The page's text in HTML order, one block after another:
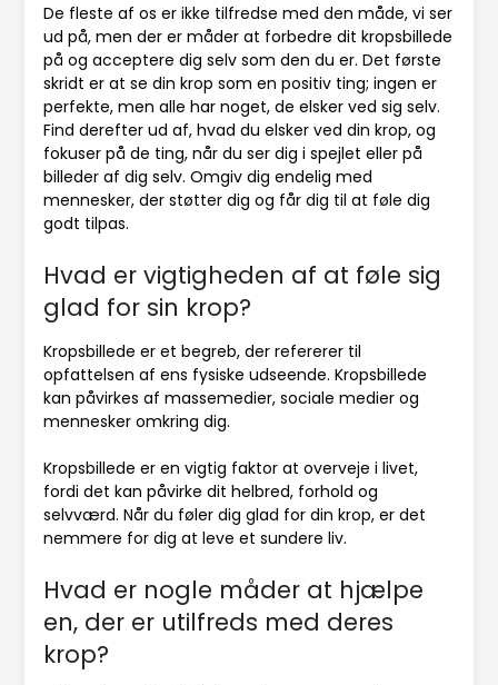
De fleste af os er ikke tilfredse med den måde, vi ser
ud på, men der er måder at forbedre dit kropsbillede
på og acceptere dig selv som den du er. Det første
skridt er at se din krop som en positiv ting; ingen er
perfekte, men alle har noget, de elsker ved sig selv.
Find derefter ud af, hvad du elsker ved din krop, og
fokuser på de ting, når du ser dig i spejlet eller på
billeder af dig selv. Omgiv dig endelig med
mennesker, der støtter dig og får dig til at føle dig
godt tilpas.
Hvad er vigtigheden af at føle sig
glad for sin krop?
Kropsbillede er et begreb, der refererer til
opfattelsen af ens fysiske udseende. Kropsbillede
kan påvirkes af massemedier, sociale medier og
mennesker omkring dig.
Kropsbillede er en vigtig faktor at overveje i livet,
fordi det kan påvirke dit helbred, forhold og
selvværd. Når du føler dig glad for din krop, er det
nemmere for dig at leve et sundere liv.
Hvad er nogle måder at hjælpe
en, der er utilfreds med deres
krop?